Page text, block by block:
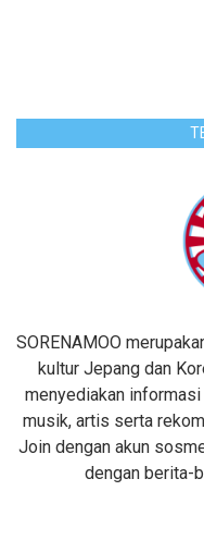
SORENAMOO
kultur Jepang dan
menyediakan
musik, artis serta
Join dengan akun
dengan berita-